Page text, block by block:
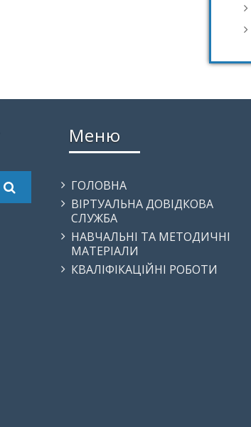
Меню
ГОЛОВНА
ВІРТУАЛЬНА ДОВІДКОВА
СЛУЖБА
НАВЧАЛЬНІ ТА МЕТОДИЧНІ
МАТЕРІАЛИ
КВАЛІФІКАЦІЙНІ РОБОТИ